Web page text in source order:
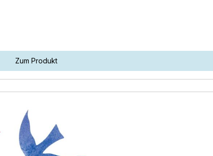
Zum Produkt